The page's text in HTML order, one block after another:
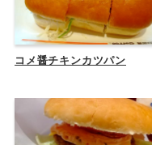
コメ醤チキンカツパン